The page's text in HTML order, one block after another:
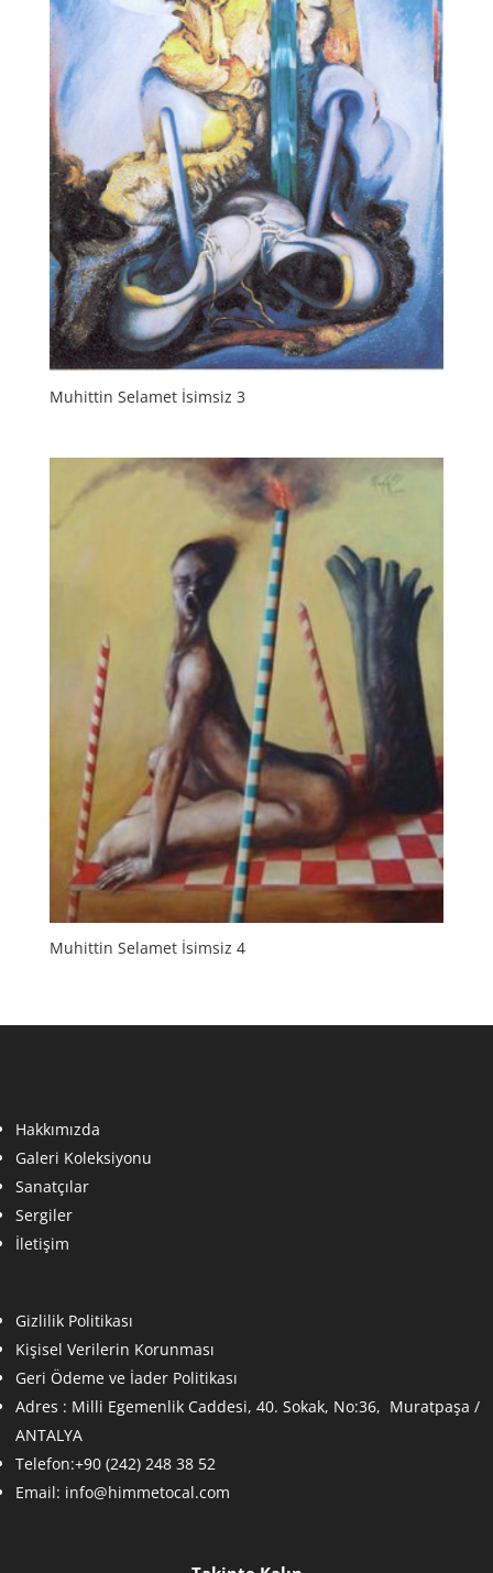
Muhittin Selamet İsimsiz 3
Muhittin Selamet İsimsiz 4
Hakkımızda
Galeri Koleksiyonu
Sanatçılar
Sergiler
İletişim
Gizlilik Politikası
Kişisel Verilerin Korunması
Geri Ödeme ve İader Politikası
Adres : Milli Egemenlik Caddesi, 40. Sokak, No:36, Muratpaşa /
ANTALYA
Telefon:+90 (242) 248 38 52
Email: info@himmetocal.com